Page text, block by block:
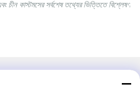
কাস্টমসের সর্বশেষ তথ্যের ভিত্তিতে বিশ্লেষণ